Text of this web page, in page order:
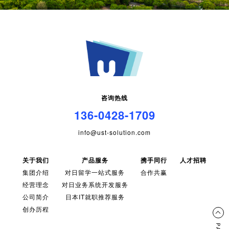
咨询热线
136-0428-1709
info@ust-solution.com
关于我们
集团介绍
经营理念
公司简介
创办历程
产品服务
对日留学一站式服务
对日业务系统开发服务
日本IT就职推荐服务
携手同行
合作共赢
人才招聘